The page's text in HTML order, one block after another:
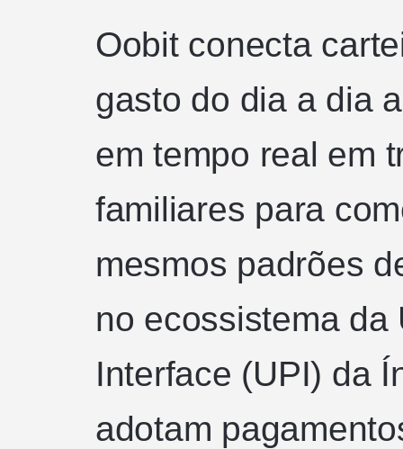
Oobit conecta
gasto do dia a dia
em tempo real em
familiares para
mesmos padrões
no ecossistema da
Interface (UPI) da
adotam